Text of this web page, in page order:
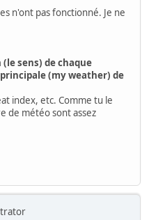
n'ont pas fonctionné. Je ne
sens) de chaque
(my weather) de
index, etc. Comme tu le
de météo sont assez